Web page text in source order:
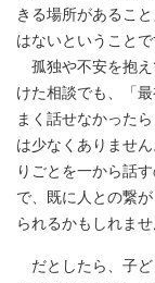
きる場所があるこ
はないということで
孤独や不安を抱え
けた相談でも、「
まく話せなかった
は少なくありませ
りごとを一から話
で、既に人との繋
られるかもしれませ
だとしたら、子ど